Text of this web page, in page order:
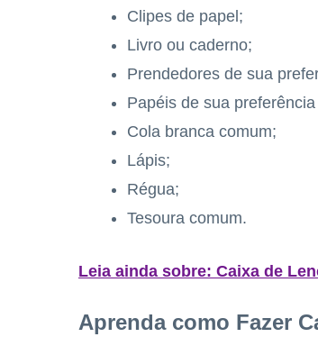
Clipes de papel;
Livro ou caderno;
Prendedores de sua
Papéis de sua
Cola branca comum;
Lápis;
Régua;
Tesoura comum.
Leia ainda sobre: Caixa de
Aprenda como Fazer